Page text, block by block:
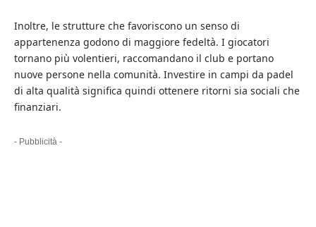
Inoltre, le strutture che favoriscono un senso di
appartenenza godono di maggiore fedeltà. I giocatori
tornano più volentieri, raccomandano il club e portano
nuove persone nella comunità. Investire in campi da padel
di alta qualità significa quindi ottenere ritorni sia sociali che
finanziari.
- Pubblicità -